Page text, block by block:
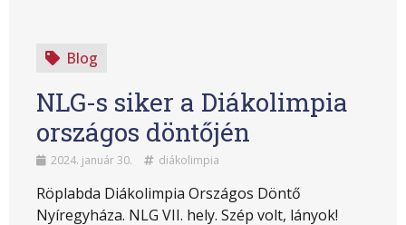
Blog
NLG-s siker a Diákolimpia
országos döntőjén
2024. január 30. diákolimpia
Röplabda Diákolimpia Országos Döntő
Nyíregyháza. NLG VII. hely. Szép volt, lányok!